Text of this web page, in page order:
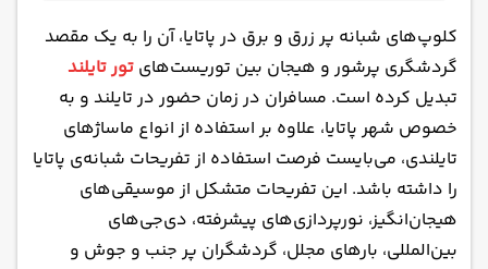
نایت کلاب The Pier Disco پاتایا
نایت کلاب Lucifer Disko TK پاتایا
نایت کلاب Candy Shop Night پاتایا
نایت کلاب Marine Disco پاتایا
نایت کلاب Gulliver's Walking Street پاتایا
نایت کلاب Insomnia پاتایا
نایت کلاب 808 پاتایا
کلوپ‌های شبانه پر زرق و برق در پاتایا، آن را به یک مقصد
گردشگری پرشور و هیجان بین توریست‌های تور تایلند
تبدیل کرده است. مسافران در زمان حضور در تایلند و به
خصوص شهر پاتایا، علاوه بر استفاده ازانواع ماساژهای
تایلندی، می‌بایست فرصت استفاده از تفریحات شبانه‌ی پاتایا
را داشته باشد. این تفریحات متشکل از موسیقی‌های
هیجان‌انگیز، نورپردازی‌های پیشرفته، دی‌جی‌های
بین‌المللی، بارهای مجلل، گردشگران پر جنب و جوش و